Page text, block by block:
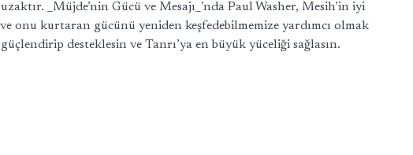
_Müjde’nin Gücü ve Mesajı_’nda Paul Washer, Mesih’in iyi
onu kurtaran gücünü yeniden keşfedebilmemize yardımcı olmak
desteklesin ve Tanrı’ya en büyük yüceliği sağlasın.